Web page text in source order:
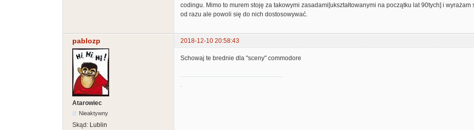
codingu. Mimo to murem stoję za takowymi zasadami[ukształtowanymi na początku lat 90tych] i
od razu ale powoli się do nich dostosowywać.
pablozp 2018-12-10 20:58:43
Atarowiec
Nieaktywny
Skąd: Lublin
Schowaj te brednie dla "sceny" commodore